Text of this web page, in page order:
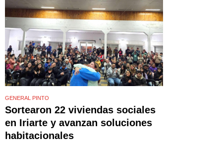
GENERAL PINTO
Sortearon 22 viviendas sociales
en Iriarte y avanzan soluciones
habitacionales